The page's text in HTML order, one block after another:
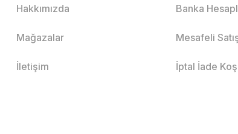
Hakkımızda
Mağazalar
İletişim
Banka
Mesafeli
İptal İade